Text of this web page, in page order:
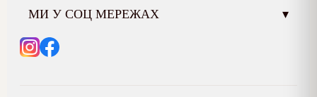
МИ У СОЦ МЕРЕЖАХ ▾